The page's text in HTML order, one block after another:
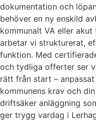
dokumentation och
behöver en ny enskild
kommunalt VA eller
arbetar vi strukturerat,
funktion. Med
och tydliga offerter ser
rätt från start –
kommunens krav och
driftsäker anläggning
ger trygg vardag i